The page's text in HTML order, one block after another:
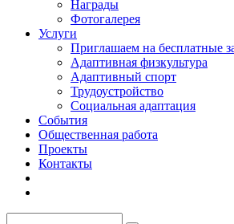
Награды
Фотогалерея
Услуги
Приглашаем на бесплатные
Адаптивная физкультура
Адаптивный спорт
Трудоустройство
Социальная адаптация
События
Общественная работа
Проекты
Контакты